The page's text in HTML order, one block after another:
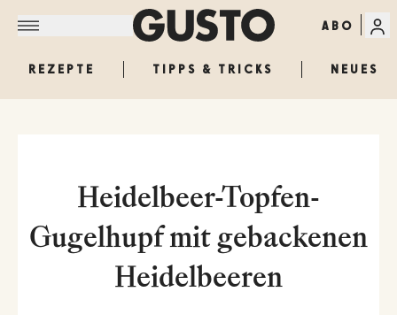
ABO
REZEPTE TIPPS & TRICKS NEUES
Heidelbeer-Topfen-
Gugelhupf mit gebackenen
Heidelbeeren